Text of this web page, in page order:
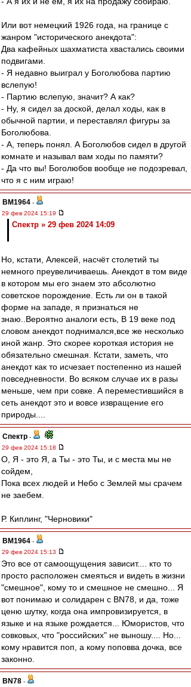
Или вот немецкий 1926 года, на границе с
жанром "исторического анекдота":
Два кафейных шахматиста хвастались своими
подвигами.
- Я недавно выиграл у Боголюбова партию
вслепую!
- Партию вслепую, значит? А как?
- Ну, я сидел за доской, делал ходы, как в
обычной партии, и переставлял фигуры за
Боголюбова.
- А, теперь понял. А Боголюбов сидел в другой
комнате и называл вам ходы по памяти?
- Да что вы! Боголюбов вообще не подозревал,
что я с ним играю!
BM1964 -
29 фев 2024 15:19
Спектр » 29 фев 2024 14:09
Но, кстати, Алексей, насчёт столетий ты
немного преувеличиваешь. Анекдот в том виде
в котором мы его знаем это абсолютно
советское порождение. Есть ли он в такой
форме на западе, я признаться не
знаю..Вероятно аналоги есть, В 19 веке под
словом анекдот поднимался,все же несколько
иной жанр. Это скорее короткая история не
обязательно смешная. Кстати, заметь, что
анекдот как то исчезает постепенно из нашей
повседневности. Во всяком случае их в разы
меньше, чем при совке. А переместившийся в
сеть анекдот это и вовсе извращение его
природы....
Спектр -
29 фев 2024 15:18
О, Я - это Я, а Ты - это Ты, и с места мы не
сойдем,
Пока всех людей и Небо с Землей мы срачем
не заебем.
Р. Киплинг, "Черновики"
BM1964 -
29 фев 2024 15:13
Это все от самоощущения зависит.... кто то
просто расположен смеяться и видеть в жизни
"смешное", кому то и смешное не смешно... Я
вот понимаю и солидарен с BN78, и да, тоже
ценю шутку, когда она импровизируется, в
языке и на языке рождается... Юмористов, что
совковых, что "российских" не выношу.... Но...
кому нравится поп, а кому поповва дочка, все
законно.
BN78 -